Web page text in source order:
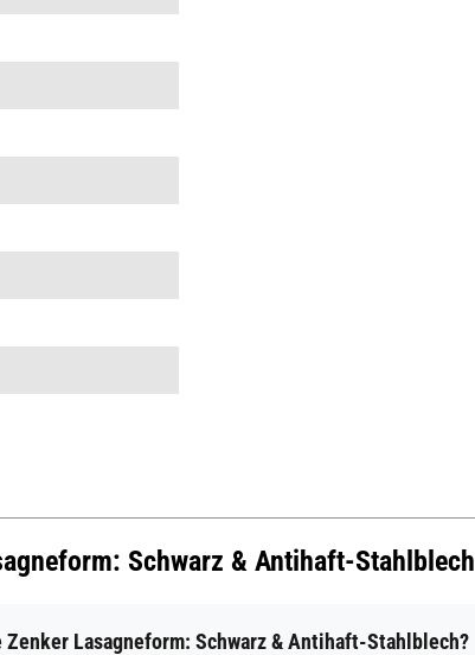
Schwarz & Antihaft-Stahlblech
Lasagneform: Schwarz & Antihaft-Stahlblech?